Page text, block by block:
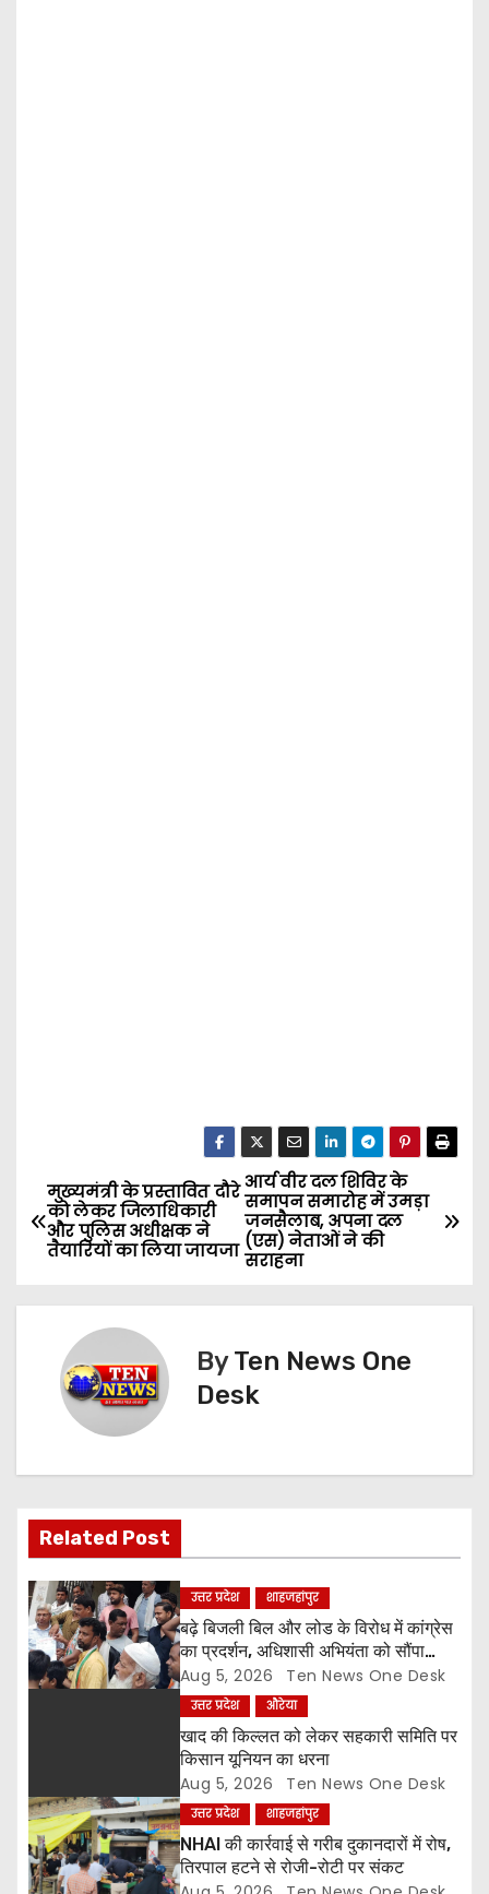
P
o
v
i
g
a
t
i
n
आर्य वीर दल शिविर के
समापन समारोह में उमड़ा
जनसैलाब, अपना दल
(एस) नेताओं ने की
सराहना
मुख्यमंत्री के प्रस्तावित दौरे
को लेकर जिलाधिकारी
और पुलिस अधीक्षक ने
तैयारियों का लिया जायजा
ByTen News One
Desk
Related Post
उत्तर प्रदेश शाहजहांपुर
बढ़े बिजली बिल और लोड के विरोध में कांग्रेस
का प्रदर्शन, अधिशासी अभियंता को सौंपा
ज्ञापन
Aug 5, 2026 Ten News One Desk
उत्तर प्रदेश औरेया
खाद की किल्लत को लेकर सहकारी समिति पर
किसान यूनियन का धरना
Aug 5, 2026 Ten News One Desk
उत्तर प्रदेश शाहजहांपुर
NHAI की कार्रवाई से गरीब दुकानदारों में रोष,
तिरपाल हटने से रोजी-रोटी पर संकट